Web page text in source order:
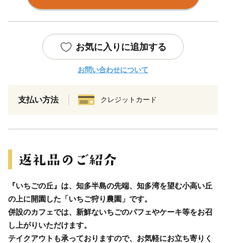
お気に入りに追加する
お問い合わせについて
支払い方法 クレジットカード
『いちごの丘』は、知多半島の先端、知多湾を望む小高い丘
の上に開園した「いちご狩り農園」です。
併設のカフェでは、新鮮ないちごのパフェやケーキ等をお召
し上がりいただけます。
テイクアウトも承っておりますので、お気軽にお立ち寄りく